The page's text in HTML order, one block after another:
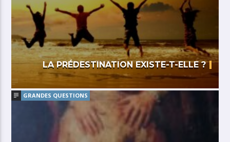
LA PRÉDESTINATION EXISTE-T-ELLE ?
GRANDES QUESTIONS